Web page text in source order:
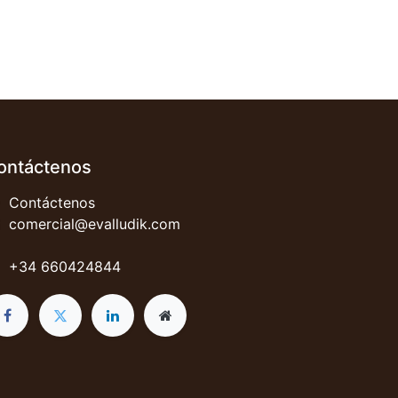
Contáctenos
comercial@evalludik.com
+34 660424844